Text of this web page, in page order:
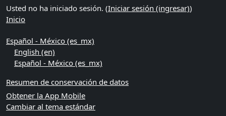
Usted no ha iniciado sesión. (Iniciar sesión (ingresar))
Inicio
Español - México ‎(es_mx)‎
English ‎(en)‎
Español - México ‎(es_mx)‎
Resumen de conservación de datos
Obtener la App Mobile
Cambiar al tema estándar